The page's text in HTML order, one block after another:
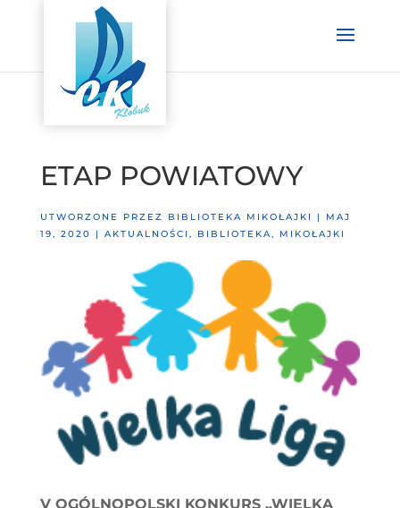
ETAP POWIATOWY
UTWORZONE PRZEZ BIBLIOTEKA MIKOŁAJKI | MAJ
19, 2020
| AKTUALNOŚCI , BIBLIOTEKA, MIKOŁAJKI
V OGÓLNOPOLSKI KONKURS „WIELKA